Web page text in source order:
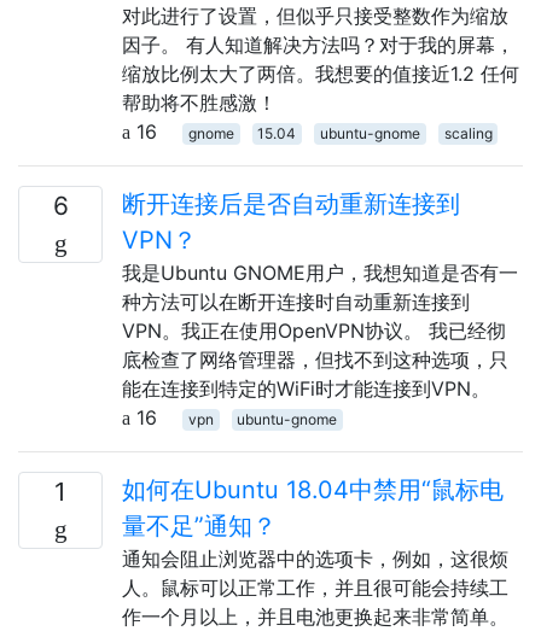
对此进行了设置，但似乎只接受整数作为缩放
因子。 有人知道解决方法吗？对于我的屏幕，
缩放比例太大了两倍。我想要的值接近1.2 任何
帮助将不胜感激！
16
gnome 15.04 ubuntu-gnome scaling
6
断开连接后是否自动重新连接到
VPN？
我是Ubuntu GNOME用户，我想知道是否有一
种方法可以在断开连接时自动重新连接到
VPN。我正在使用OpenVPN协议。 我已经彻
底检查了网络管理器，但找不到这种选项，只
能在连接到特定的WiFi时才能连接到VPN。
16
vpn ubuntu-gnome
1
如何在Ubuntu 18.04中禁用“鼠标电
量不足”通知？
通知会阻止浏览器中的选项卡，例如，这很烦
人。鼠标可以正常工作，并且很可能会持续工
作一个月以上，并且电池更换起来非常简单。